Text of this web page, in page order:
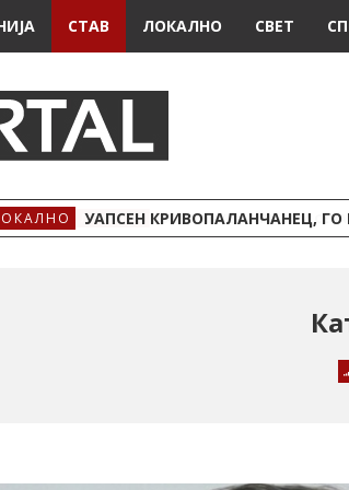
СТАВ ЛОКАЛНО СВЕТ
УАПСЕН КРИВОПАЛАНЧАНЕЦ,